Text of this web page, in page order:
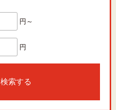
円～
円
検索する